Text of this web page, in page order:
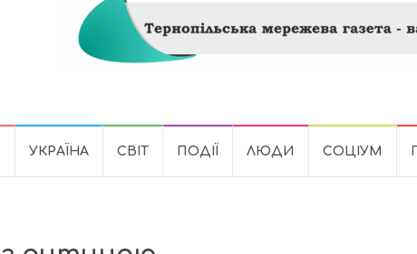
УКРАЇНА СВІТ ПОДІЇ ЛЮДИ СОЦІУМ